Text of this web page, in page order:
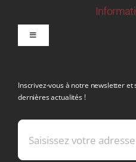
Toggle
Mentions légales
Inscrivez-vous à notre newsletter
dernières actualités !